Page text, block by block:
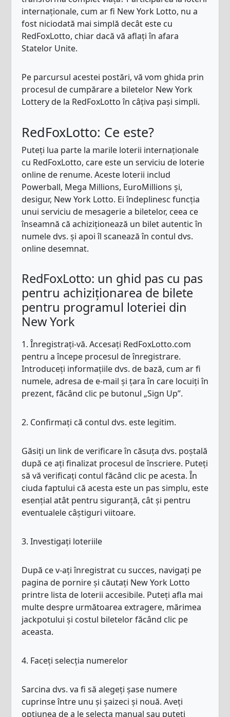
internaționale, cum ar fi New York Lotto, nu a
fost niciodată mai simplă decât este cu
RedFoxLotto, chiar dacă vă aflați în afara
Statelor Unite.
Pe parcursul acestei postări, vă vom ghida prin
procesul de cumpărare a biletelor New York
Lottery de la RedFoxLotto în câțiva pași simpli.
RedFoxLotto: Ce este?
Puteți lua parte la marile loterii internaționale
cu RedFoxLotto, care este un serviciu de loterie
online de renume. Aceste loterii includ
Powerball, Mega Millions, EuroMillions și,
desigur, New York Lotto. Ei îndeplinesc funcția
unui serviciu de mesagerie a biletelor, ceea ce
înseamnă că achiziționează un bilet autentic în
numele dvs. și apoi îl scanează în contul dvs.
online desemnat.
RedFoxLotto: un ghid pas cu pas
pentru achiziționarea de bilete
pentru programul loteriei din
New York
1. Înregistrați-vă. Accesați RedFoxLotto.com
pentru a începe procesul de înregistrare.
Introduceți informațiile dvs. de bază, cum ar fi
numele, adresa de e-mail și țara în care locuiți în
prezent, făcând clic pe butonul „Sign Up”.
2. Confirmați că contul dvs. este legitim.
Găsiți un link de verificare în căsuța dvs. poștală
după ce ați finalizat procesul de înscriere. Puteți
să vă verificați contul făcând clic pe acesta. În
ciuda faptului că acesta este un pas simplu, este
esențial atât pentru siguranță, cât și pentru
eventualele câștiguri viitoare.
3. Investigați loteriile
După ce v-ați înregistrat cu succes, navigați pe
pagina de pornire și căutați New York Lotto
printre lista de loterii accesibile. Puteți afla mai
multe despre următoarea extragere, mărimea
jackpotului și costul biletelor făcând clic pe
aceasta.
4. Faceți selecția numerelor
Sarcina dvs. va fi să alegeți șase numere
cuprinse între unu și șaizeci și nouă. Aveți
opțiunea de a le selecta manual sau puteți